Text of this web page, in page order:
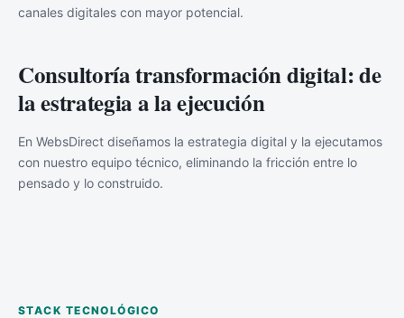
canales digitales con mayor potencial.
Consultoría transformación digital: de
la estrategia a la ejecución
En WebsDirect diseñamos la estrategia digital y la ejecutamos
con nuestro equipo técnico, eliminando la fricción entre lo
pensado y lo construido.
STACK TECNOLÓGICO